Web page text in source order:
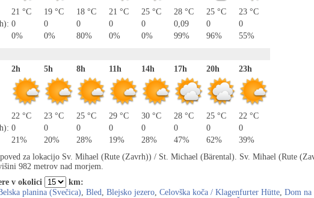
21 °C
0
0%
19 °C
0
0%
18 °C
0
80%
21 °C
0
0%
25 °C
0
0%
28 °C
0,09
99%
25 °C
0
96%
23 °C
0
55%
2h
22 °C
0
21%
5h
23 °C
0
20%
8h
25 °C
0
28%
11h
29 °C
0
19%
14h
30 °C
0
28%
17h
28 °C
0
47%
20h
25 °C
0
62%
23h
22 °C
0
39%
za lokacijo Sv. Mihael (Rute (Zavrh)) / St. Michael (Bärental). Sv. Mihael (Rute
982 metrov nad morjem.
v okolici
km:
planina (Svečica), Bled, Blejsko jezero, Celovška koča / Klagenfurter Hütte, Dom